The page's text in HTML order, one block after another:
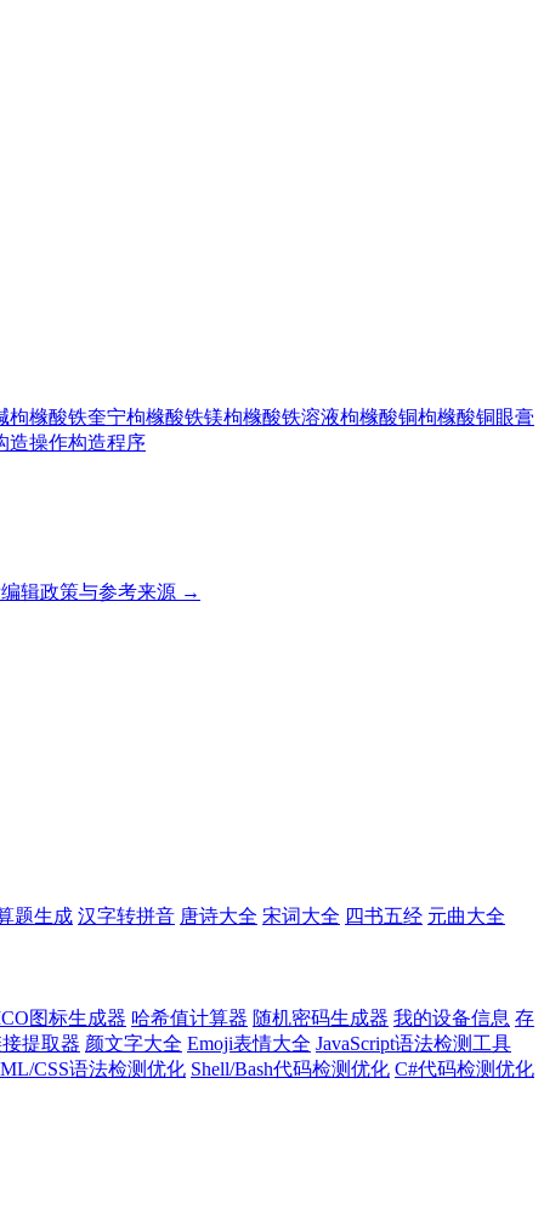
枸橼酸铁奎宁枸橼酸铁镁枸橼酸铁溶液枸橼酸铜枸橼酸铜眼膏
造操作构造程序
辑政策与参考来源 →
题生成 汉字转拼音 唐诗大全 宋词大全 四书五经 元曲大全
图标生成器 哈希值计算器 随机密码生成器 我的设备信息 存
提取器 颜文字大全 Emoji表情大全 JavaScript语法检测工具
CSS语法检测优化 Shell/Bash代码检测优化 C#代码检测优化